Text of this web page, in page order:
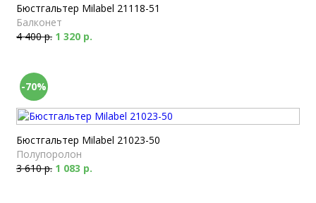
Бюстгальтер Milabel 21118-51
Балконет
4 400 р. 1 320 р.
-70%
Бюстгальтер Milabel 21023-50
Полупоролон
3 610 р. 1 083 р.